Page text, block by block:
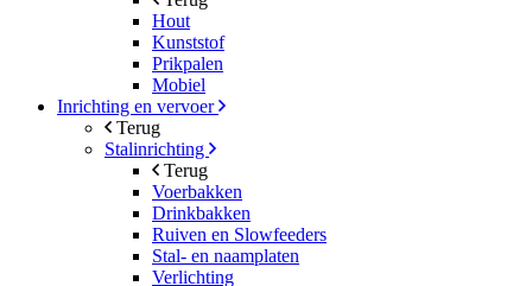
Hout
Kunststof
Prikpalen
Mobiel
Inrichting en vervoer
Terug
Stalinrichting
Terug
Voerbakken
Drinkbakken
Ruiven en Slowfeeders
Stal- en naamplaten
Verlichting